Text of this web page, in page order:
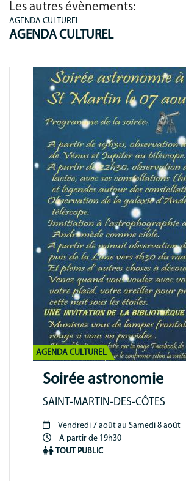
Les autres évènements:
AGENDA CULTUREL
AGENDA CULTUREL
AGENDA CULTUREL
Soirée astronomie
SAINT-MARTIN-DES-CÔTES
Période
animation
Vendredi 7 août au Samedi 8 août
A partir de 19h30
TOUT PUBLIC